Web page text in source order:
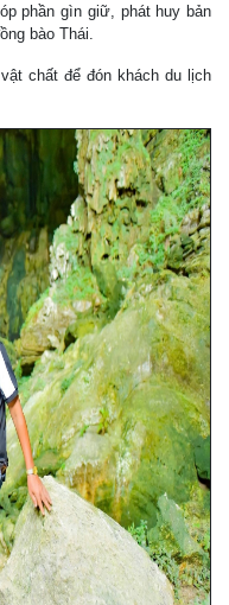
phần gìn giữ, phát huy bản
bào Thái.
chất để đón khách du lịch